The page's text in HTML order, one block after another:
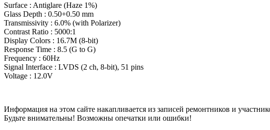
Surface : Antiglare (Haze 1%)
Glass Depth : 0.50+0.50 mm
Transmissivity : 6.0% (with Polarizer)
Contrast Ratio : 5000:1
Display Colors : 16.7M (8-bit)
Response Time : 8.5 (G to G)
Frequency : 60Hz
Signal Interface : LVDS (2 ch, 8-bit), 51 pins
Voltage : 12.0V
Информация на этом сайте накапливается из записей ремонтников и
Будьте внимательны! Возможны опечатки или ошибки!